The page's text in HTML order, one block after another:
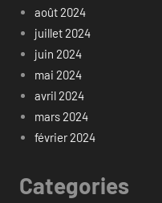
août 2024
juillet 2024
juin 2024
mai 2024
avril 2024
mars 2024
février 2024
Categories